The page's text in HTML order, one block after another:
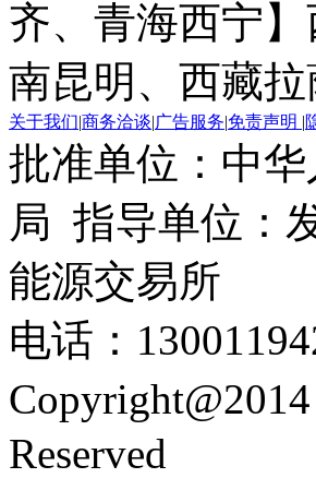
齐、青海西宁】
南昆明、西藏拉
关于我们|商务洽谈|广告服务|免责声明 |
批准单位：中
局 指导单位：
能源交易所
电话：
Reserved